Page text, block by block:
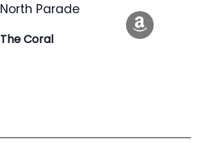
North Parade
The Coral